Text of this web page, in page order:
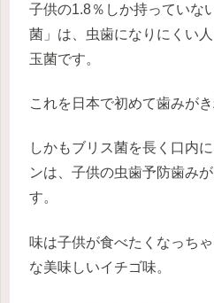
子供の1.8％しか持っていな
菌」は、虫歯になりにくい
玉菌です。
これを日本で初めて歯みが
しかもブリス菌を長く口内
ンは、子供の虫歯予防歯み
す。
味は子供が食べたくなっち
な美味しいイチゴ味。